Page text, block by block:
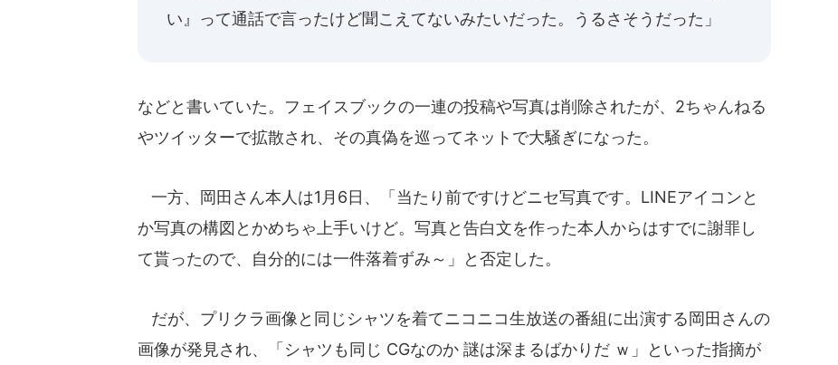
い』って通話で言ったけど聞こえてないみたいだった。うるさそうだった」
などと書いていた。フェイスブックの一連の投稿や写真は削除されたが、2ちゃんねる
やツイッターで拡散され、その真偽を巡ってネットで大騒ぎになった。
一方、岡田さん本人は1月6日、「当たり前ですけどニセ写真です。LINEアイコンと
か写真の構図とかめちゃ上手いけど。写真と告白文を作った本人からはすでに謝罪し
て貰ったので、自分的には一件落着ずみ～」と否定した。
だが、プリクラ画像と同じシャツを着てニコニコ生放送の番組に出演する岡田さんの
画像が発見され、「シャツも同じ CGなのか 謎は深まるばかりだ ｗ」といった指摘が